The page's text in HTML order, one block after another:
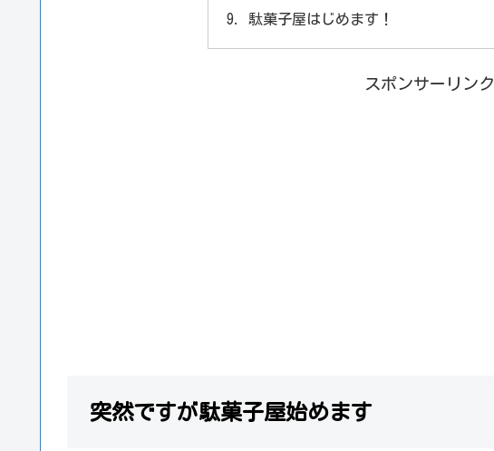
駄菓子屋はじめます！
スポンサーリンク
突然ですが駄菓子屋始めます